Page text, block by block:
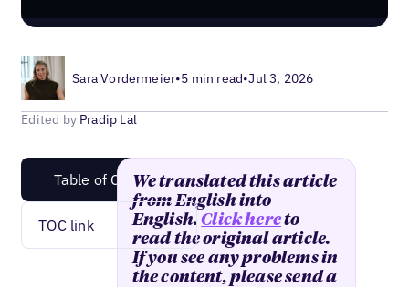
Sara Vordermeier•5 min read•Jul 3, 2026
Edited by Pradip Lal
Table of Content
TOC link
We translated this article
from English into
English.Click hereto
read the original article.
If you see any problems in
the content, please send a